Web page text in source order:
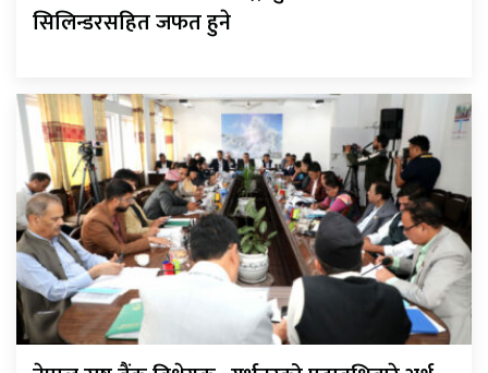
सिलिन्डरसहित जफत हुने